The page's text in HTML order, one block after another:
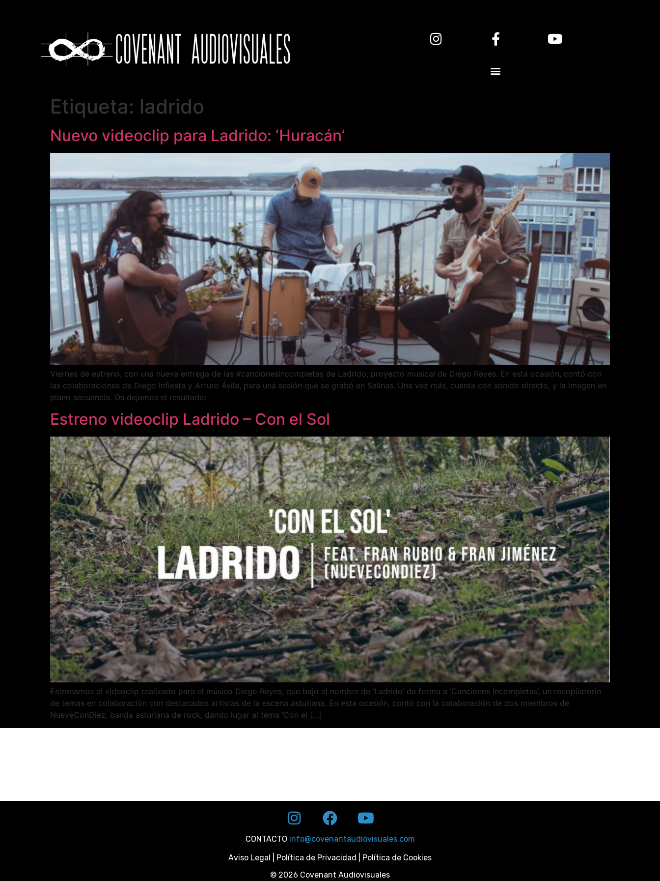
Etiqueta: ladrido
Nuevo videoclip para Ladrido: ‘Huracán’
Viernes de estreno, con una nueva entrega de las #cancionesincompletas de Ladrido, proyecto musical de Diego Reyes. En esta ocasión, contó con
las colaboraciones de Diego Infiesta y Arturo Ávila, para una sesión que se grabó en Salinas. Una vez más, cuenta con sonido directo, y la imagen en
plano secuencia. Os dejamos el resultado:
Estreno videoclip Ladrido – Con el Sol
Estrenamos el videoclip realizado para el músico Diego Reyes, que bajo el nombre de ‘Ladrido’ da forma a ‘Canciones Incompletas’, un recopilatorio
de temas en colaboración con destacados artistas de la escena asturiana. En esta ocasión, contó con la colaboración de dos miembros de
NueveConDiez, banda asturiana de rock, dando lugar al tema ‘Con el […]
CONTACTO info@covenantaudiovisuales.com
Aviso Legal Política de Privacidad
Política de Cookies
© 2026 Covenant Audiovisuales